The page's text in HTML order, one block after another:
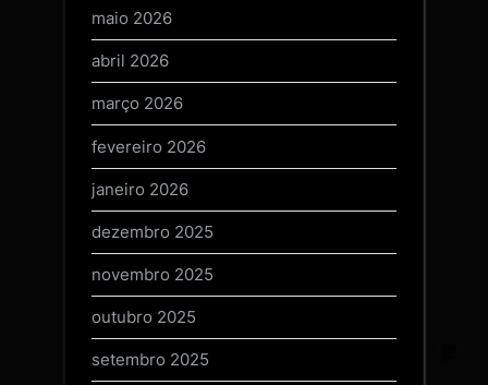
maio 2026
abril 2026
março 2026
fevereiro 2026
janeiro 2026
dezembro 2025
novembro 2025
outubro 2025
setembro 2025